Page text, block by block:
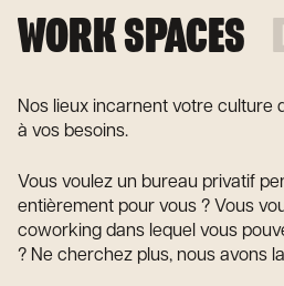
WORK SPACES
Nos lieux incarnent votre culture
à vos besoins.
Vous voulez un bureau privatif
entièrement pour vous ? Vous
coworking dans lequel vous
? Ne cherchez plus, nous avons